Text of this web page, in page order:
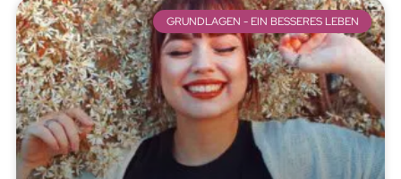
GRUNDLAGEN - EIN BESSERES LEBEN